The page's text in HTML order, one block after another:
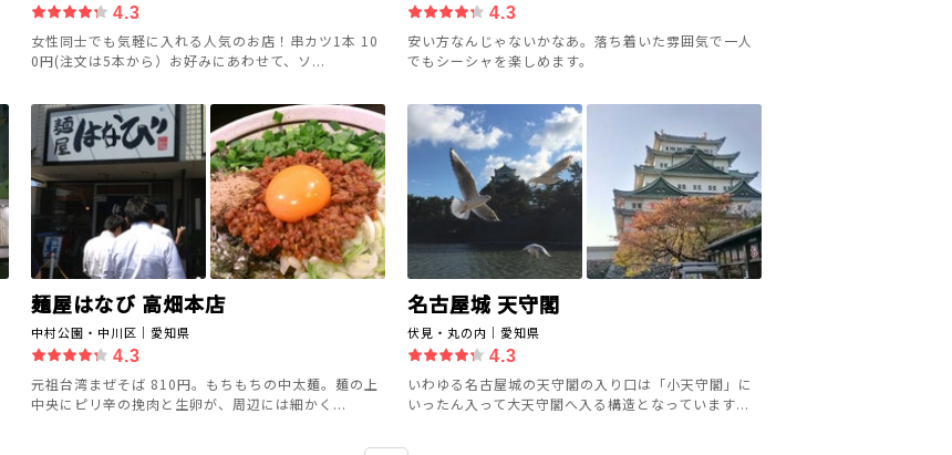
4.3
女性同士でも気軽に入れる人気のお店！串カツ1本 10
0円(注文は5本から）お好みにあわせて、ソ...
4.3
安い方なんじゃないかなあ。落ち着いた雰囲気で一人
でもシーシャを楽しめます。
麺屋はなび 高畑本店
中村公園・中川区｜愛知県
4.3
元祖台湾まぜそば 810円。もちもちの中太麺。麺の上
中央にピリ辛の挽肉と生卵が、周辺には細かく...
名古屋城 天守閣
伏見・丸の内｜愛知県
4.3
いわゆる名古屋城の天守閣の入り口は「小天守閣」に
いったん入って大天守閣へ入る構造となっています...